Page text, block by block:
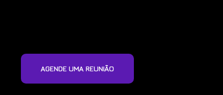
AGENDE UMA REUNIÃO